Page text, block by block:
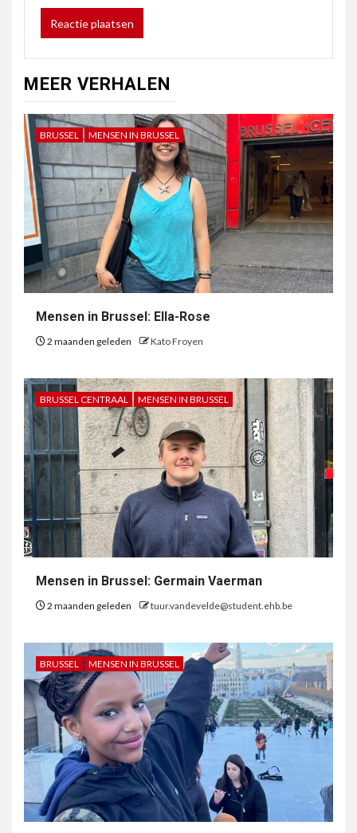
MEER VERHALEN
BRUSSEL MENSEN IN BRUSSEL
Mensen in Brussel: Ella-Rose
2 maanden geleden Kato Froyen
BRUSSEL CENTRAAL MENSEN IN BRUSSEL
Mensen in Brussel: Germain Vaerman
2 maanden geleden tuur.vandevelde@student.ehb.be
BRUSSEL MENSEN IN BRUSSEL